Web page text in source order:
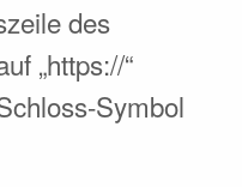
des
„https://“
Symbol